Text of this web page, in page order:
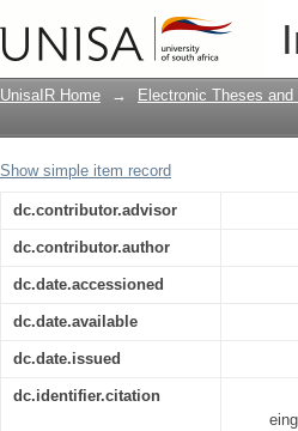
Das missionarische
einheimische
UnisaIR Home → Electronic Theses
Show simple item record
dc.contributor.advisor
dc.contributor.author
dc.date.accessioned
dc.date.available
dc.date.issued
dc.identifier.citation